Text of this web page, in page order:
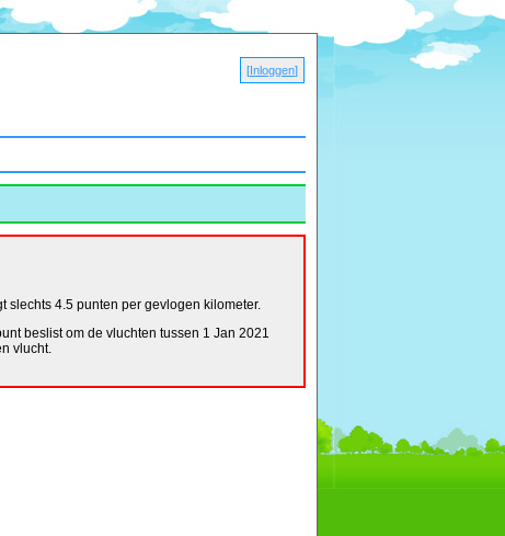
[Inloggen]
slechts 4.5 punten per gevlogen kilometer.
beslist om de vluchten tussen 1 Jan 2021
vlucht.